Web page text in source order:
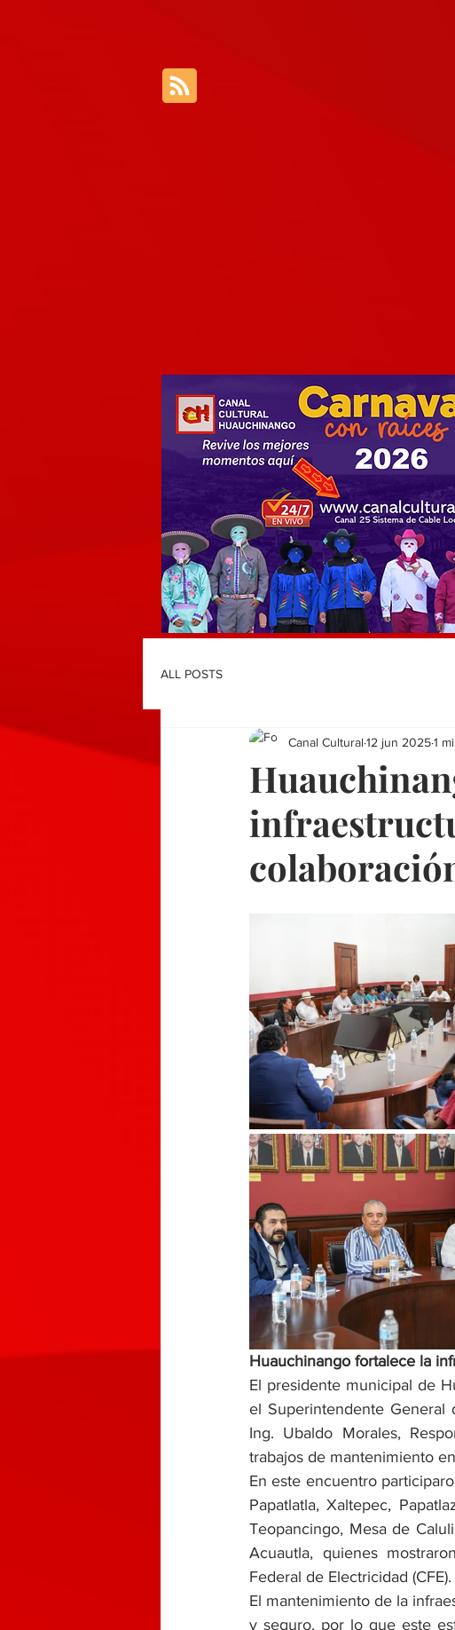
ALL POSTS
Canal Cultural 12 jun 20251
Huauchinango fortalece la
El presidente municipal de
el Superintendente General
Ing. Ubaldo Morales,
trabajos de mantenimiento
En este encuentro
Papatlatla, Xaltepec,
Teopancingo, Mesa de
Acuautla, quienes
Federal de Electricidad (CFE).
El mantenimiento de la
y seguro, por lo que este